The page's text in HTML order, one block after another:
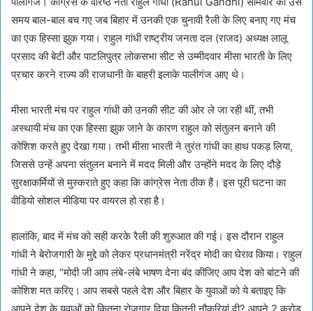
समय बाल-बाल बच गए जब बिहार में उनकी एक चुनावी रैली के लिए बनाए गए मंच
का एक हिस्सा झुक गया। राहुल गांधी राष्ट्रीय जनता दल (राजद) अध्यक्ष लालू
प्रसाद की बेटी और पाटलिपुत्र लोकसभा सीट से उम्मीदवार मीसा भारती के लिए
प्रचार करने राज्य की राजधानी के बाहरी इलाके पालीगंज आए थे।
मीसा भारती मंच पर राहुल गांधी को उनकी सीट की ओर ले जा रही थीं, तभी
अस्थायी मंच का एक हिस्सा झुक जाने के कारण राहुल को संतुलन बनाने की
कोशिश करते हुए देखा गया। तभी मीसा भारती ने तुरंत गांधी का हाथ पकड़ लिया,
जिससे उन्हें अपना संतुलन बनाने में मदद मिली और उन्होंने मदद के लिए दौड़े
सुरक्षाकर्मियों से मुस्कराते हुए कहा कि कांग्रेस नेता ठीक हैं। इस पूरी घटना का
वीडियो सोशल मीडिया पर वायरल हो रहा है।
हालांकि, बाद में मंच को सही करके रैली की शुरुआत की गई। इस दौरान राहुल
गांधी ने बेरोजगारी के मुद्दे को लेकर प्रधानमंत्री नरेंद्र मोदी का घेराव किया। राहुल
गांधी ने कहा, “मोदी जी आप लंबे-लंबे भाषण देना बंद कीजिए आप देश को बांटने की
कोशिश मत करिए। आप सबसे पहले देश और बिहार के युवाओं को ये बताइए कि
आपने देश के युवाओं को कितना रोजगार दिया कितनी नौकरियां दी? आपने 2 करोड़